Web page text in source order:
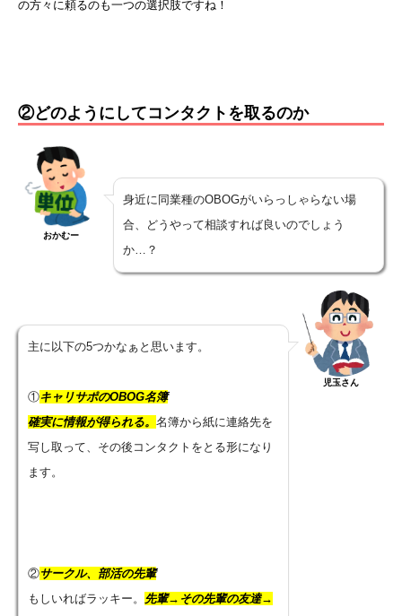
の方々に頼るのも一つの選択肢ですね！
②どのようにしてコンタクトを取るのか
おかむー
身近に同業種のOBOGがいらっしゃらない場
合、どうやって相談すれば良いのでしょう
か…？
主に以下の5つかなぁと思います。
①キャリサポのOBOG名簿
確実に情報が得られる。 名簿から紙に連絡先を
写し取って、その後コンタクトをとる形になり
ます。
②サークル、部活の先輩
もしいればラッキー。 先輩→その先輩の友達→
児玉さん